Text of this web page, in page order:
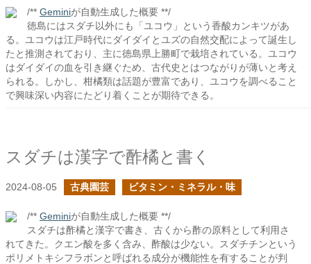
/** Geminiが自動生成した概要 **/
徳島にはスダチ以外にも「ユコウ」という香酸カンキツがあ
る。ユコウは江戸時代にダイダイとユズの自然交配によって誕生し
たと推測されており、主に徳島県上勝町で栽培されている。ユコウ
はダイダイの血を引き継ぐため、古代史とはつながりが薄いと考え
られる。しかし、柑橘類は話題が豊富であり、ユコウを調べること
で興味深い内容にたどり着くことが期待できる。
スダチは漢字で酢橘と書く
2024-08-05 古典園芸 ビタミン・ミネラル・味
/** Geminiが自動生成した概要 **/
スダチは酢橘と漢字で書き、古くから酢の原料として利用さ
れてきた。クエン酸を多く含み、酢酸は少ない。スダチチンという
ポリメトキシフラボンと呼ばれる成分が機能性を有することが判